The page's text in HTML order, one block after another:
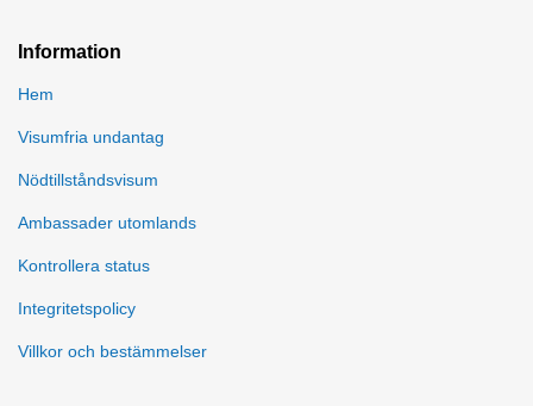
Information
Hem
Visumfria undantag
Nödtillståndsvisum
Ambassader utomlands
Kontrollera status
Integritetspolicy
Villkor och bestämmelser